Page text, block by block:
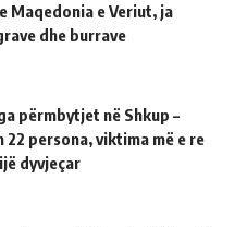
Maqedonia e Veriut, ja
dhe burrave
përmbytjet në Shkup –
22 persona, viktima më e re
dyvjeçar